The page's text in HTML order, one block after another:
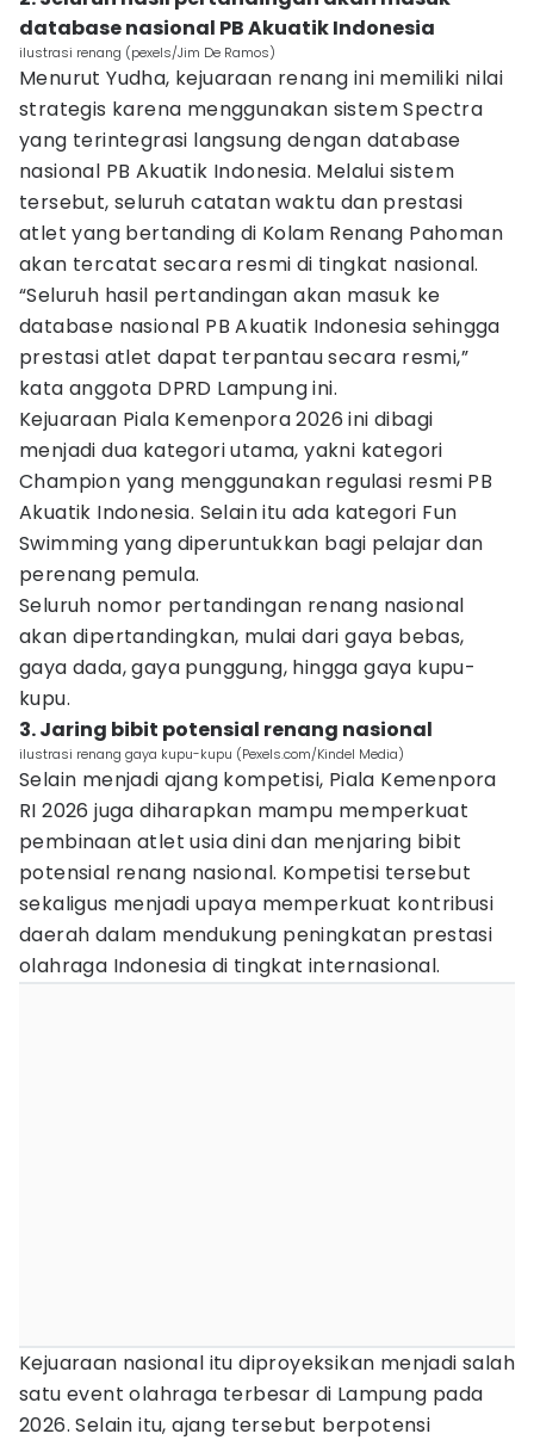
database nasional PB Akuatik Indonesia
ilustrasi renang (pexels/Jim De Ramos)
Menurut Yudha, kejuaraan renang ini memiliki nilai
strategis karena menggunakan sistem Spectra
yang terintegrasi langsung dengan database
nasional PB Akuatik Indonesia. Melalui sistem
tersebut, seluruh catatan waktu dan prestasi
atlet yang bertanding di Kolam Renang Pahoman
akan tercatat secara resmi di tingkat nasional.
“Seluruh hasil pertandingan akan masuk ke
database nasional PB Akuatik Indonesia sehingga
prestasi atlet dapat terpantau secara resmi,”
kata anggota DPRD Lampung ini.
Kejuaraan Piala Kemenpora 2026 ini dibagi
menjadi dua kategori utama, yakni kategori
Champion yang menggunakan regulasi resmi PB
Akuatik Indonesia. Selain itu ada kategori Fun
Swimming yang diperuntukkan bagi pelajar dan
perenang pemula.
Seluruh nomor pertandingan renang nasional
akan dipertandingkan, mulai dari gaya bebas,
gaya dada, gaya punggung, hingga gaya kupu-
kupu.
3. Jaring bibit potensial renang nasional
ilustrasi renang gaya kupu-kupu (Pexels.com/Kindel Media)
Selain menjadi ajang kompetisi, Piala Kemenpora
RI 2026 juga diharapkan mampu memperkuat
pembinaan atlet usia dini dan menjaring bibit
potensial renang nasional. Kompetisi tersebut
sekaligus menjadi upaya memperkuat kontribusi
daerah dalam mendukung peningkatan prestasi
olahraga Indonesia di tingkat internasional.
Kejuaraan nasional itu diproyeksikan menjadi salah
satu event olahraga terbesar di Lampung pada
2026. Selain itu, ajang tersebut berpotensi